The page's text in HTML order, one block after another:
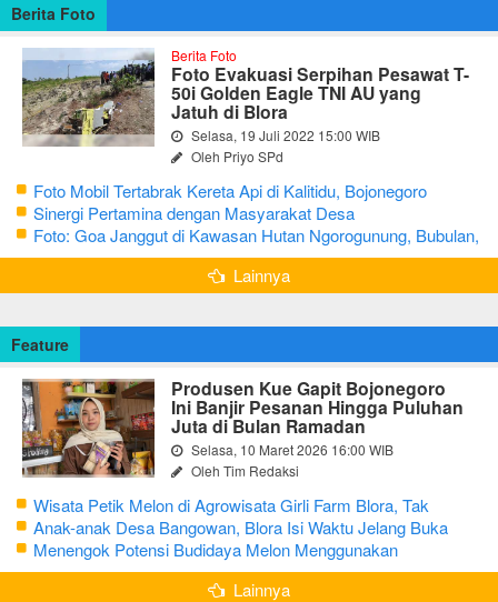
Berita Foto
Berita Foto
Foto Evakuasi Serpihan Pesawat T-
50i Golden Eagle TNI AU yang
Jatuh di Blora
Selasa, 19 Juli 2022 15:00 WIB
Oleh Priyo SPd
Foto Mobil Tertabrak Kereta Api di Kalitidu, Bojonegoro
Sinergi Pertamina dengan Masyarakat Desa
Foto: Goa Janggut di Kawasan Hutan Ngorogunung, Bubulan,
Bojonegoro
Lainnya
Feature
Produsen Kue Gapit Bojonegoro
Ini Banjir Pesanan Hingga Puluhan
Juta di Bulan Ramadan
Selasa, 10 Maret 2026 16:00 WIB
Oleh Tim Redaksi
Wisata Petik Melon di Agrowisata Girli Farm Blora, Tak
Sampai 5 Hari Sudah Ludes Terjual
Anak-anak Desa Bangowan, Blora Isi Waktu Jelang Buka
Puasa dengan Latihan Gamelan
Menengok Potensi Budidaya Melon Menggunakan
Greenhouse di Bojonegoro
Lainnya